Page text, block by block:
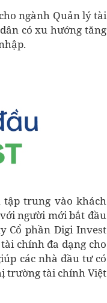
ngành Quản lý tài
có xu hướng tăng
trung vào khách
người mới bắt đầu
Cổ phần Digi Invest
chính đa dạng cho
các nhà đầu tư có
trường tài chính Việt